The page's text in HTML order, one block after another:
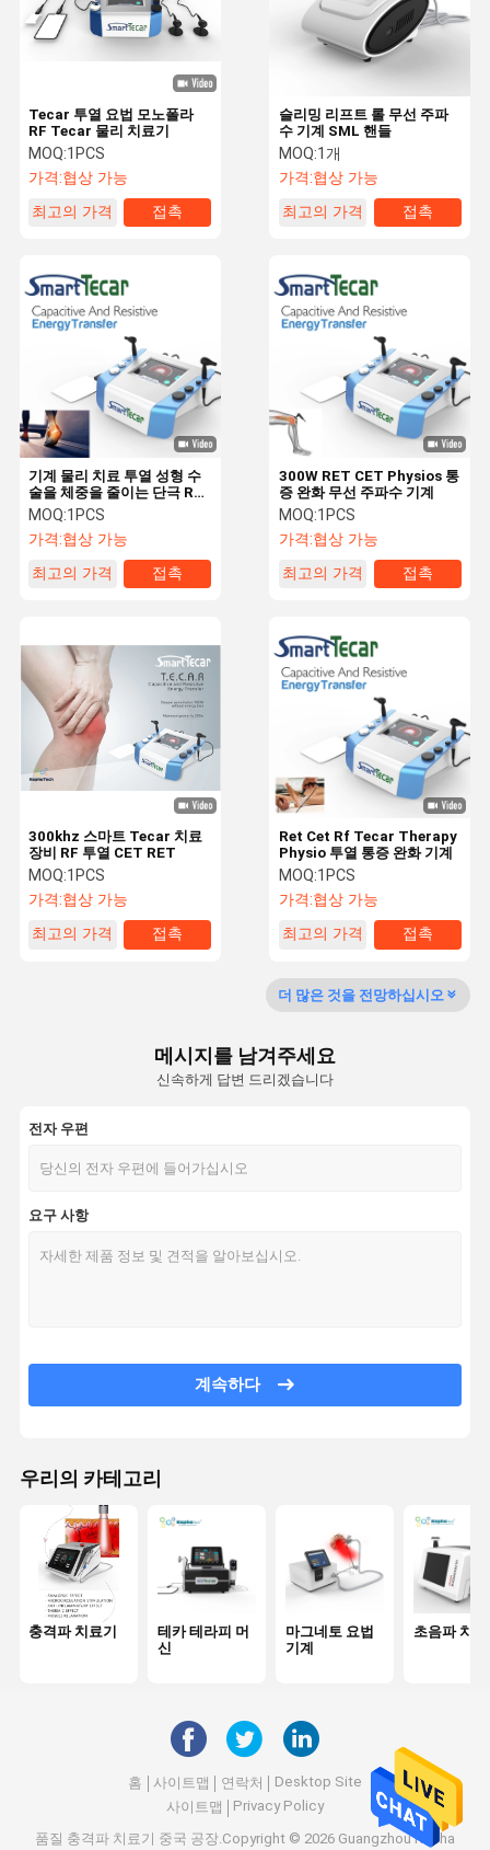
제품
우리에 대하
공장 여행
품질 관리 연락주세요
Shopping
테카 테라피 머신
마그네토 요법 기계
초음파 치료기
기압 요법 기계
ESWT 치료 기계
제트 필 머신
초음파 물리 치료기
광역학 치료기
무선 주파수 기계
마이크로니들링 분수 RF
슬리밍 리프트 롤 무선 주파
수 기계 SML 핸들
MOQ:1개
가격:협상 가능
최고의 가격
접촉
Tecar 투열 요법 모노폴라
RF Tecar 물리 치료기
MOQ:1PCS
가격:협상 가능
최고의 가격
접촉
300W RET CET Physios 통
증 완화 무선 주파수 기계
MOQ:1PCS
가격:협상 가능
최고의 가격
접촉
기계 물리 치료 투열 성형 수
술을 체중을 줄이는 단극 Rf
몸
MOQ:1PCS
가격:협상 가능
최고의 가격
접촉
Ret Cet Rf Tecar Therapy
Physio 투열 통증 완화 기계
MOQ:1PCS
가격:협상 가능
최고의 가격
접촉
300khz 스마트 Tecar 치료
장비 RF 투열 CET RET
MOQ:1PCS
가격:협상 가능
최고의 가격
접촉
더 많은 것을 전망하십시오
메시지를 남겨주세요
신속하게 답변 드리겠습니다
전자 우편
요구 사항
계속하다
우리의 카테고리
충격파 치료기
테카 테라피 머
신
마그네토 요법
기계
초음파 치
홈 사이트맵 연락처
Desktop Site
사이트맵
Privacy Policy
품질 충격파 치료기
중국 공장.Copyright © 2026 Guangzhou Kapha